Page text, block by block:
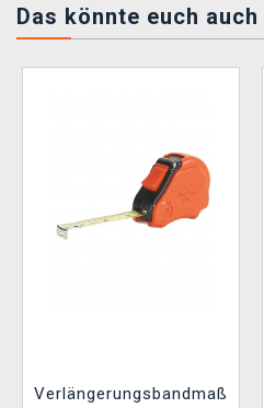
Das könnte euch
Verlängerungsbandmaß